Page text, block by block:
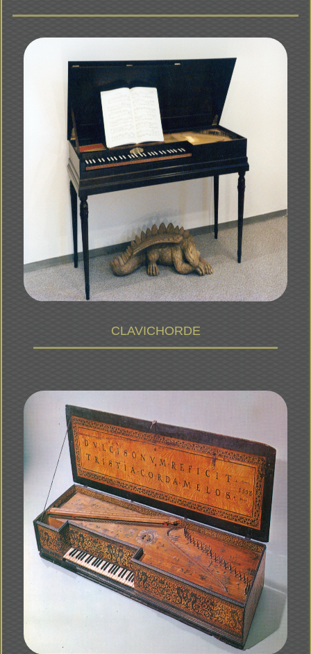
CLAVICHORDE